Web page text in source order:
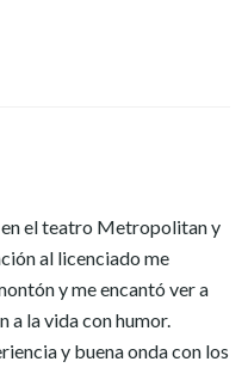
el teatro Metropolitan y
al licenciado me
y me encantó ver a
a la vida con humor.
y buena onda con los